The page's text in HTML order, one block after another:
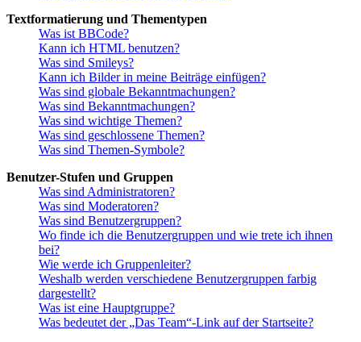
Textformatierung und Thementypen
Was ist BBCode?
Kann ich HTML benutzen?
Was sind Smileys?
Kann ich Bilder in meine Beiträge einfügen?
Was sind globale Bekanntmachungen?
Was sind Bekanntmachungen?
Was sind wichtige Themen?
Was sind geschlossene Themen?
Was sind Themen-Symbole?
Benutzer-Stufen und Gruppen
Was sind Administratoren?
Was sind Moderatoren?
Was sind Benutzergruppen?
Wo finde ich die Benutzergruppen und wie trete ich ihnen
bei?
Wie werde ich Gruppenleiter?
Weshalb werden verschiedene Benutzergruppen farbig
dargestellt?
Was ist eine Hauptgruppe?
Was bedeutet der „Das Team“-Link auf der Startseite?